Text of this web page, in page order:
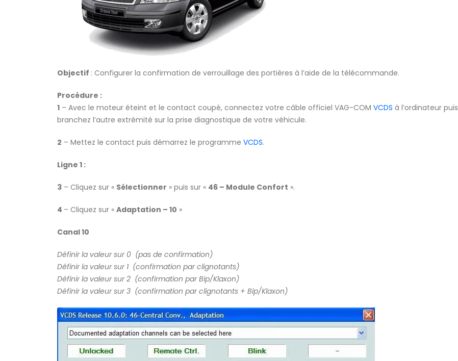
Objectif : Configurer la confirmation de verrouillage des portières à l’aide de la télécommande.
Procédure :
1 – Avec le moteur éteint et le contact coupé, connectez votre câble officiel VAG-COM VCDS à l’ordinateur puis
branchez l’autre extrémité sur la prise diagnostique de votre véhicule.
2 – Mettez le contact puis démarrez le programme VCDS.
Ligne 1 :
3 – Cliquez sur « Sélectionner » puis sur « 46 – Module Confort ».
4 – Cliquez sur « Adaptation – 10 »
Canal 10
Définir la valeur sur 0 (pas de confirmation)
Définir la valeur sur 1 (confirmation par clignotants)
Définir la valeur sur 2 (confirmation par Bip/Klaxon)
Définir la valeur sur 3 (confirmation par clignotants + Bip/Klaxon)